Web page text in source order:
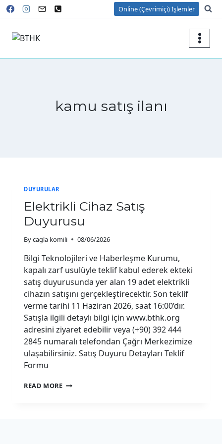
Skip
Online (Çevrimiçi) İşlemler
kamu satış ilanı
DUYURULAR
Elektrikli Cihaz Satış
Duyurusu
Bycagla komili 08/06/2026
Bilgi Teknolojileri ve Haberleşme Kurumu,
kapalı zarf usulüyle teklif kabul ederek ekteki
satış duyurusunda yer alan 19 adet elektrikli
cihazın satışını gerçekleştirecektir. Son teklif
verme tarihi 11 Haziran 2026, saat 16:00’dır.
Satışla ilgili detaylı bilgi için www.bthk.org
adresini ziyaret edebilir veya (+90) 392 444
2845 numaralı telefondan Çağrı Merkezimize
ulaşabilirsiniz. Satış Duyuru Detayları Teklif
Formu
READ MOREELEKTRIKLI